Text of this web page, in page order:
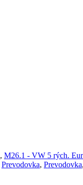
, M26.1 - VW 5 rých.
Prevodovka, Prevodovka,